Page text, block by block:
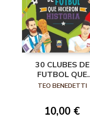
30 CLUBES DE
FUTBOL QUE
HICIERON
TEO BENEDETTI
10,00 €